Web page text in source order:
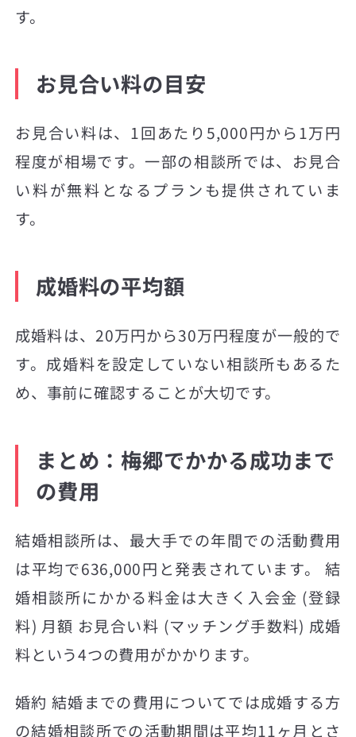
す。
お見合い料の目安
お見合い料は、1回あたり5,000円から1万円
程度が相場です。一部の相談所では、お見合
い料が無料となるプランも提供されていま
す。
成婚料の平均額
成婚料は、20万円から30万円程度が一般的で
す。成婚料を設定していない相談所もあるた
め、事前に確認することが大切です。
まとめ：梅郷でかかる成功まで
の費用
結婚相談所は、最大手での年間での活動費用
は平均で636,000円と発表されています。 結
婚相談所にかかる料金は大きく入会金 (登録
料) 月額 お見合い料 (マッチング手数料) 成婚
料という4つの費用がかかります。
婚約 結婚までの費用についてでは成婚する方
の結婚相談所での活動期間は平均11ヶ月とさ